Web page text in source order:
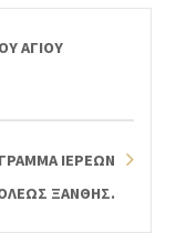
ΑΓΙΟΥ
ΙΕΡΕΩΝ
ΞΑΝΘΗΣ.